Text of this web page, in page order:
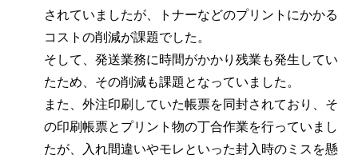
されていましたが、トナーなどのプリントにかかる
コストの削減が課題でした。
そして、発送業務に時間がかかり残業も発生してい
たため、その削減も課題となっていました。
また、外注印刷していた帳票を同封されており、そ
の印刷帳票とプリント物の丁合作業を行っていまし
たが、入れ間違いやモレといった封入時のミスを懸